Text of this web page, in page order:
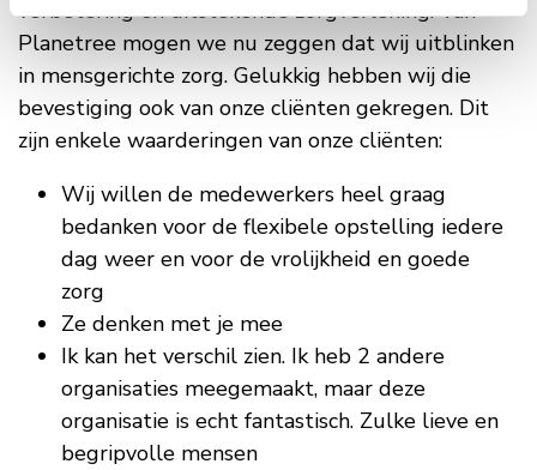
verbetering en uitstekende zorgverlening. Van
Planetree mogen we nu zeggen dat wij uitblinken
in mensgerichte zorg. Gelukkig hebben wij die
bevestiging ook van onze cliënten gekregen. Dit
zijn enkele waarderingen van onze cliënten:
Wij willen de medewerkers heel graag
bedanken voor de flexibele opstelling iedere
dag weer en voor de vrolijkheid en goede
zorg
Ze denken met je mee
Ik kan het verschil zien. Ik heb 2 andere
organisaties meegemaakt, maar deze
organisatie is echt fantastisch. Zulke lieve en
begripvolle mensen